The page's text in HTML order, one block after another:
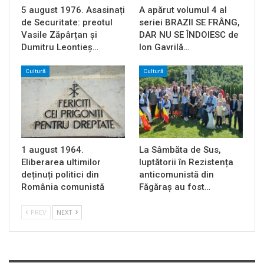
5 august 1976. Asasinați
de Securitate: preotul
Vasile Zăpârțan și
Dumitru Leontieș…
A apărut volumul 4 al
seriei BRAZII SE FRÂNG,
DAR NU SE ÎNDOIESC de
Ion Gavrilă…
Cultură
1 august 1964.
Eliberarea ultimilor
deținuți politici din
România comunistă
Cultură
La Sâmbăta de Sus,
luptătorii în Rezistența
anticomunistă din
Făgăraș au fost…
PREV NEXT